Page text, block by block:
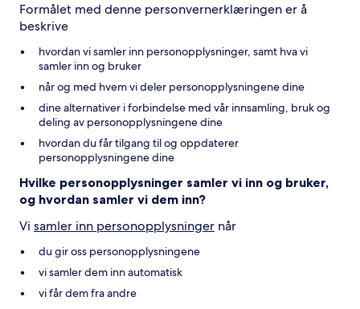
Formålet med denne personvernerklæringen er å
beskrive
hvordan vi samler inn personopplysninger, samt hva vi
samler inn og bruker
når og med hvem vi deler personopplysningene dine
dine alternativer i forbindelse med vår innsamling, bruk og
deling av personopplysningene dine
hvordan du får tilgang til og oppdaterer
personopplysningene dine
Hvilke personopplysninger samler vi inn og bruker,
og hvordan samler vi dem inn?
Vi samler inn personopplysninger når
du gir oss personopplysningene
vi samler dem inn automatisk
vi får dem fra andre